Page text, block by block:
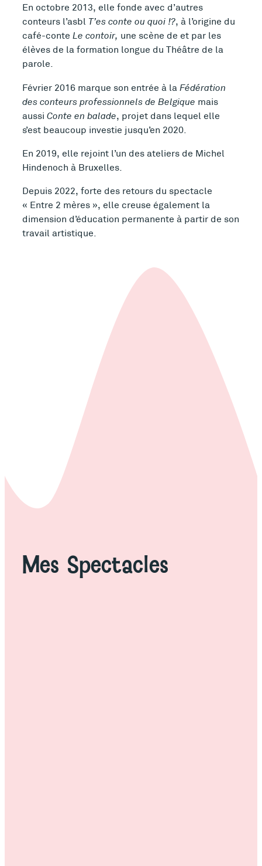
En octobre 2013, elle fonde avec d’autres
conteurs l’asbl T’es conte ou quoi !?, à l’origine du
café-conte Le contoir, une scène de et par les
élèves de la formation longue du Théâtre de la
parole.
Février 2016 marque son entrée à la Fédération
des conteurs professionnels de Belgique mais
aussi Conte en balade, projet dans lequel elle
s’est beaucoup investie jusqu’en 2020.
En 2019, elle rejoint l’un des ateliers de Michel
Hindenoch à Bruxelles.
Depuis 2022, forte des retours du spectacle
« Entre 2 mères », elle creuse également la
dimension d’éducation permanente à partir de son
travail artistique.
Mes Spectacles